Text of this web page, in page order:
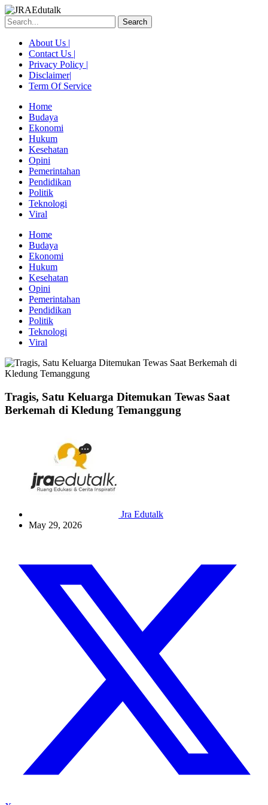
Skip
to
content
Search
About Us |
Contact Us |
Privacy Policy |
Disclaimer|
Term Of Service
Home
Budaya
Ekonomi
Hukum
Kesehatan
Opini
Pemerintahan
Pendidikan
Politik
Teknologi
Viral
Menu
Home
Budaya
Ekonomi
Hukum
Kesehatan
Opini
Pemerintahan
Pendidikan
Politik
Teknologi
Viral
Tragis, Satu Keluarga Ditemukan Tewas Saat
Berkemah di Kledung Temanggung
Jra Edutalk
May 29, 2026